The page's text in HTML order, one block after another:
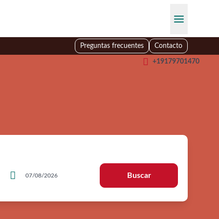
Preguntas frecuentes Contacto
 +19179701470
 Buscar